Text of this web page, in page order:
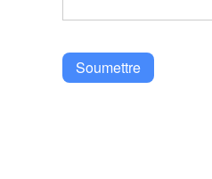
Soumettre